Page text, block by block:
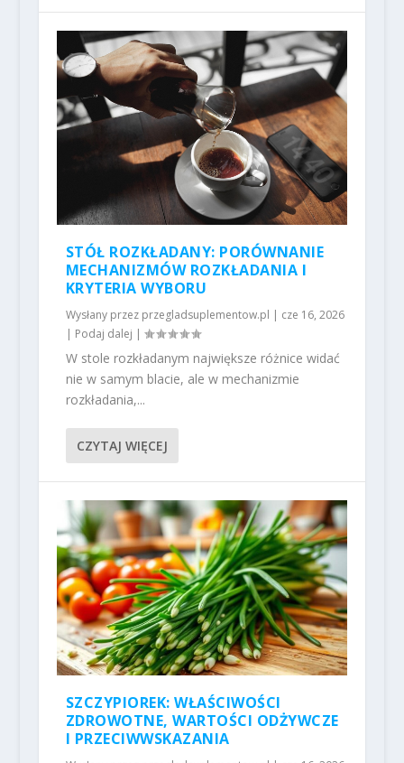
STÓŁ ROZKŁADANY: PORÓWNANIE
MECHANIZMÓW ROZKŁADANIA I
KRYTERIA WYBORU
Wysłany przez przegladsuplementow.pl | cze 16, 2026
| Podaj dalej |
W stole rozkładanym największe różnice widać
nie w samym blacie, ale w mechanizmie
rozkładania,...
CZYTAJ WIĘCEJ
SZCZYPIOREK: WŁAŚCIWOŚCI
ZDROWOTNE, WARTOŚCI ODŻYWCZE
I PRZECIWWSKAZANIA